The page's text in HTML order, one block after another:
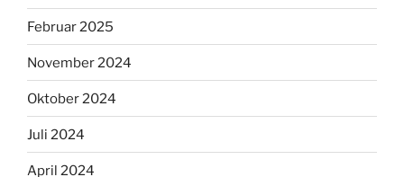
Februar 2025
November 2024
Oktober 2024
Juli 2024
April 2024